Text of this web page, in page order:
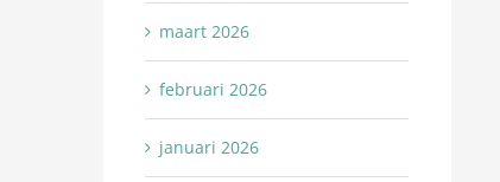
maart 2026
februari 2026
januari 2026